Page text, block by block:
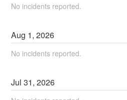
No incidents reported.
Aug 1,2026
No incidents reported.
Jul31,2026